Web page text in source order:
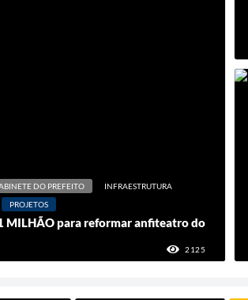
DO PREFEITO
INFRAESTRUTURA
PROJETOS
MILHÃO para reformar anfiteatro do
2125